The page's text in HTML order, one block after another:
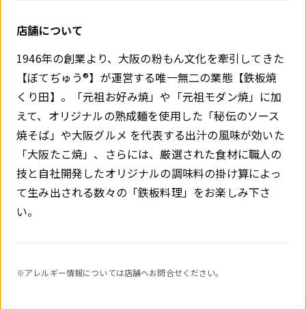
店舗について
1946年の創業より、大阪の粉もん文化を牽引してきた
【ぼてぢゅう®】が運営する唯一無二の業態【鉄板焼
くり田】。「元祖お好み焼」や「元祖モダン焼」に加
えて、オリジナルの熟成麺を使用した「秘伝のソース
焼そば」や大阪グルメ を代表する出汁の風味が効いた
「大阪たこ焼」、さらには、厳選された食材に職人の
技と自社開発したオリジナルの調味料の掛け算によっ
て生み出される数々の「鉄板料理」をお楽しみ下さ
い。
※アレルギー情報については店舗へお問合せください。